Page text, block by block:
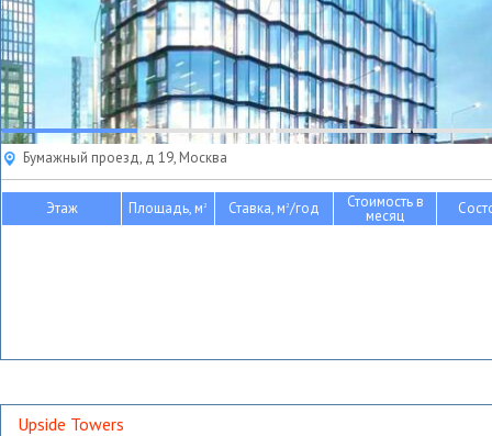
Бумажный проезд, д 19, Москва
Этаж Площадь, м2 Ставка, м2/год Стоимость в
месяц
Upside Towers